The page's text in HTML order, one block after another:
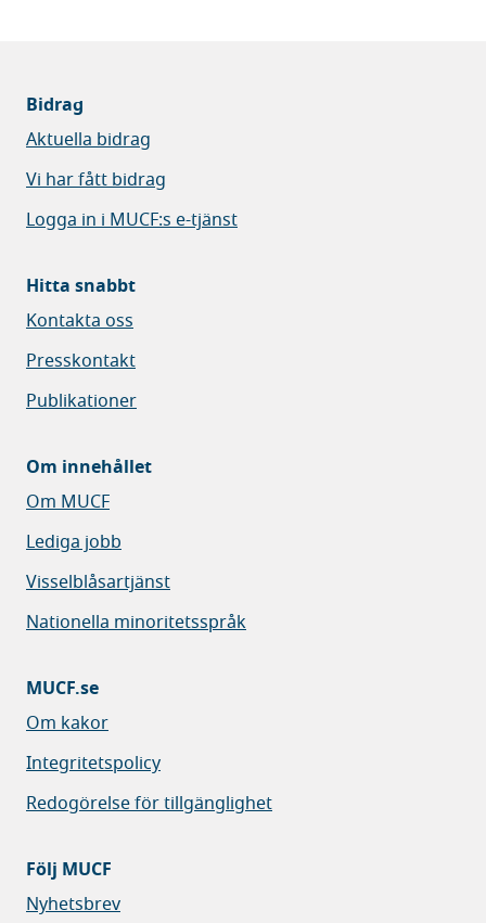
Bidrag
Aktuella bidrag
Vi har fått bidrag
Logga in i MUCF:s e-tjänst
Hitta snabbt
Kontakta oss
Presskontakt
Publikationer
Om innehållet
Om MUCF
Lediga jobb
Visselblåsartjänst
Nationella minoritetsspråk
MUCF.se
Om kakor
Integritetspolicy
Redogörelse för tillgänglighet
Följ MUCF
Nyhetsbrev